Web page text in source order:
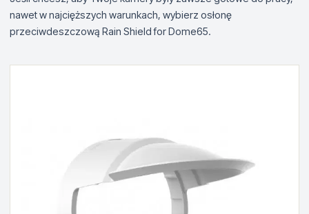
nawet w najcięższych warunkach, wybierz osłonę
przeciwdeszczową Rain Shield for Dome65.